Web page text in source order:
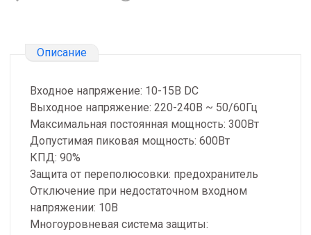
Описание
Входное напряжение: 10-15В DC
Выходное напряжение: 220-240В ~ 50/60Гц
Максимальная постоянная мощность: 300Вт
Допустимая пиковая мощность: 600Вт
КПД: 90%
Защита от переполюсовки: предохранитель
Отключение при недостаточном входном
напряжении: 10В
Многоуровневая система защиты: